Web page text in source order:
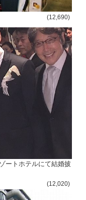
(12,690)
ートホテルにて結婚披
(12,020)